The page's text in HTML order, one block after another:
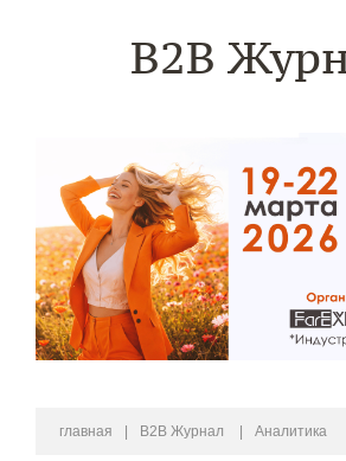
B2B
главная B2B Журнал Аналитика